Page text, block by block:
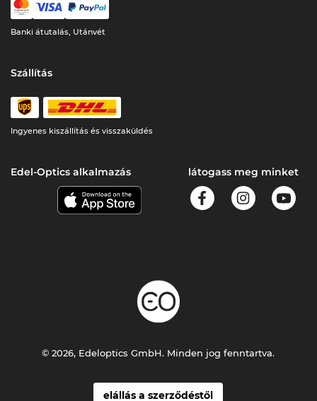
Banki átutalás, Utánvét
Szállítás
Ingyenes kiszállítás és visszaküldés
Edel-Optics alkalmazás látogass meg minket
elállás a szerződéstől
© 2026, Edeloptics GmbH. Minden jog fenntartva.